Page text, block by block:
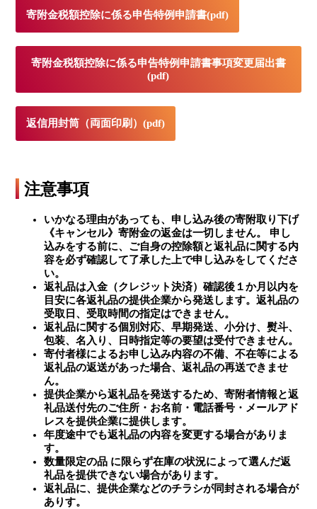
寄附金税額控除に係る申告特例申請書(pdf)
寄附金税額控除に係る申告特例申請書事項変更届出書
(pdf)
返信用封筒（両面印刷）(pdf)
注意事項
いかなる理由があっても、申し込み後の寄附取り下げ
《キャンセル》寄附金の返金は一切しません。 申し
込みをする前に、ご自身の控除額と返礼品に関する内
容を必ず確認して了承した上で申し込みをしてくださ
い。
返礼品は入金（クレジット決済）確認後１か月以内を
目安に各返礼品の提供企業から発送します。返礼品の
受取日、受取時間の指定はできません。
返礼品に関する個別対応、早期発送、小分け、熨斗、
包装、名入り、日時指定等の要望は受付できません。
寄付者様によるお申し込み内容の不備、不在等による
返礼品の返送があった場合、返礼品の再送できませ
ん。
提供企業から返礼品を発送するため、寄附者情報と返
礼品送付先のご住所・お名前・電話番号・メールアド
レスを提供企業に提供します。
年度途中でも返礼品の内容を変更する場合がありま
す。
数量限定の品 に限らず在庫の状況によって選んだ返
礼品を提供できない場合があります。
返礼品に、提供企業などのチラシが同封される場合が
ありす。